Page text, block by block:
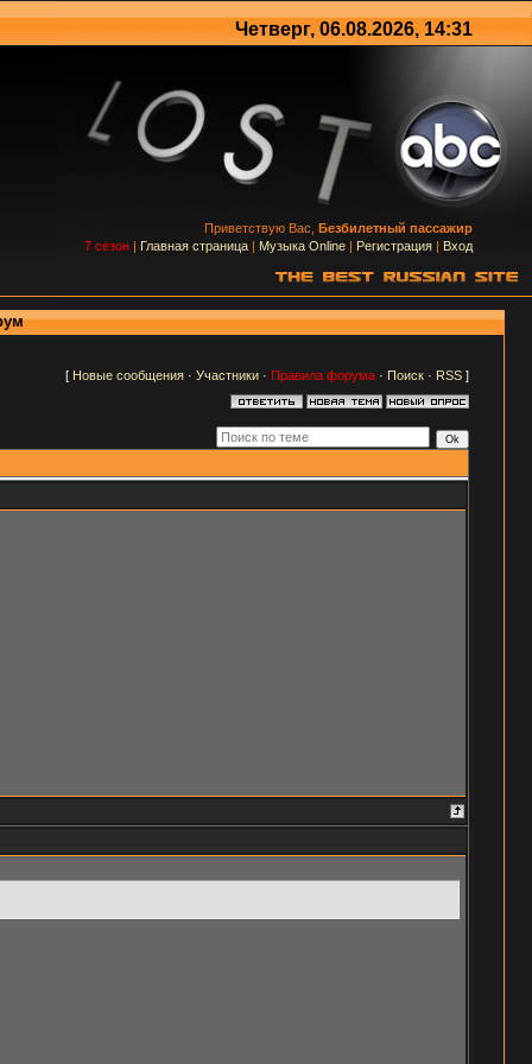
Четверг, 06.08.2026, 14:31
Приветствую Вас, Безбилетный пассажир
7 сезон | Главная страница | Музыка Online | Регистрация | Вход
[ Новые сообщения· Участники· Правила форума· Поиск· RSS]